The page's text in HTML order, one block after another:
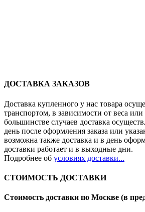
ДОСТАВКА ЗАКАЗОВ
Доставка купленного у нас товара
транспортом, в зависимости от веса
большинстве случаев доставка
день после оформления заказа или
возможна также доставка и в день
доставки работает и в выходные дни.
Подробнее об условиях доставки...
СТОИМОСТЬ ДОСТАВКИ
Стоимость доставки по Москве (в